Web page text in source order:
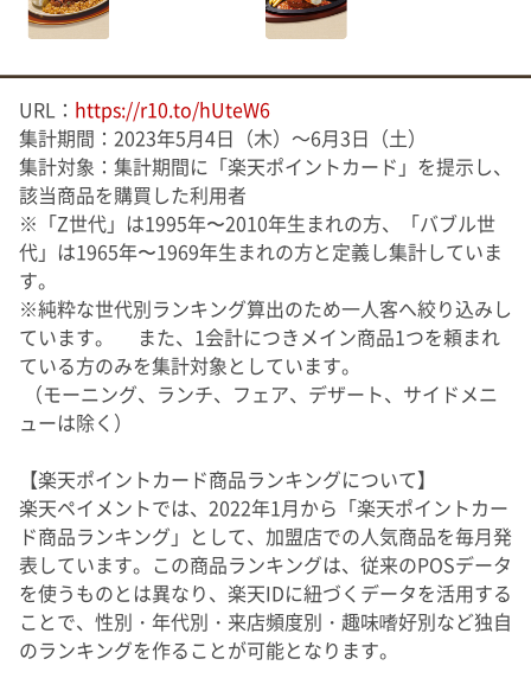
URL： https://r10.to/hUteW6
集計期間：2023年5月4日（木）～6月3日（土）
集計対象：集計期間に「楽天ポイントカード」を提示し、
該当商品を購買した利用者
※「Z世代」は1995年〜2010年生まれの方、「バブル世
代」は1965年〜1969年生まれの方と定義し集計していま
す。
※純粋な世代別ランキング算出のため一人客へ絞り込みし
ています。 また、1会計につきメイン商品1つを頼まれ
ている方のみを集計対象としています。
（モーニング、ランチ、フェア、デザート、サイドメニ
ューは除く）
【楽天ポイントカード商品ランキングについて】
楽天ペイメントでは、 2022年1月から「楽天ポイントカー
ド商品ランキング」として、加盟店での人気商品を毎月発
表しています。この商品ランキングは、従来のPOSデータ
を使うものとは異なり、楽天IDに紐づくデータを活用する
ことで、性別・年代別・来店頻度別・趣味嗜好別など独自
のランキングを作ることが可能となります。